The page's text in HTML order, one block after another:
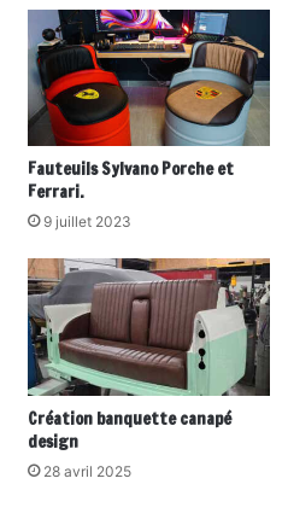
Fauteuils Sylvano Porche et
Ferrari.
9 juillet 2023
Création banquette canapé
design
28 avril 2025